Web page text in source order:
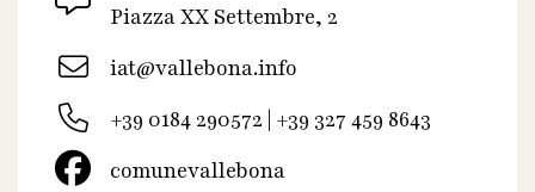
Piazza XX Settembre, 2
iat@vallebona.info
+39 0184 290572 | +39 327 459 8643
comunevallebona